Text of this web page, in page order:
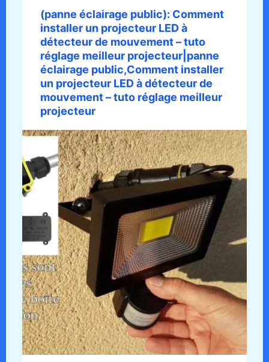
(panne éclairage public): Comment
installer un projecteur LED à
détecteur de mouvement – tuto
réglage meilleur projecteur|panne
éclairage public,Comment installer
un projecteur LED à détecteur de
mouvement – tuto réglage meilleur
projecteur